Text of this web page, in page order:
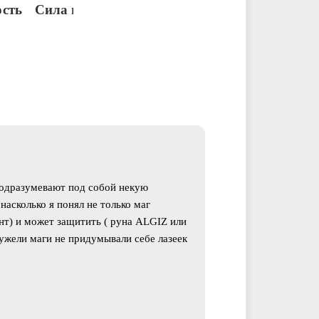
Сила и насилие
под собой некую
я понял не только маг
и может защитить ( руна ALGIZ или
маги не придумывали себе лазеек